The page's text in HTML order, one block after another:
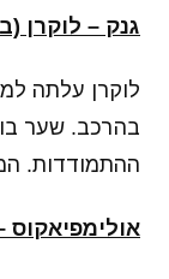
גנק – לוקרן
לוקרן עלתה
ההתמודדות. המגן
אולימפיאקוס –